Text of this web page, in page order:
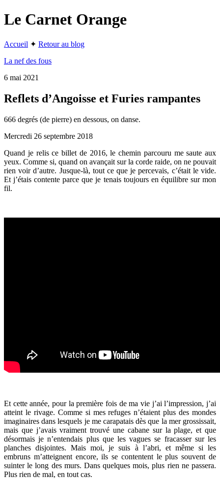
Le Carnet Orange
Accueil ✦ Retour au blog
La nef des fous
6 mai 2021
Reflets d’Angoisse et Furies rampantes
666 degrés (de pierre) en dessous, on danse.
Mercredi 26 septembre 2018
Quand je relis ce billet de 2016, le chemin parcouru me saute aux
yeux. Comme si, quand on avançait sur la corde raide, on ne pouvait
rien voir d’autre. Jusque-là, tout ce que je percevais, c’était le vide.
Et j’étais contente parce que je tenais toujours en équilibre sur mon
fil.
Et cette année, pour la première fois de ma vie j’ai l’impression, j’ai
atteint le rivage. Comme si mes refuges n’étaient plus des mondes
imaginaires dans lesquels je me carapatais dès que la mer grossissait,
mais que j’avais vraiment trouvé une cabane sur la plage, et que
désormais je n’entendais plus que les vagues se fracasser sur les
planches disjointes. Mais moi, je suis à l’abri, et même si les
embruns m’atteignent encore, ils se contentent le plus souvent de
suinter le long des murs. Dans quelques mois, plus rien ne passera.
Plus rien de mal, en tout cas.